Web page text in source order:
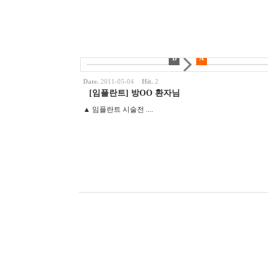
B A
Date. 2011-05-04 Hit. 2
[임플란트] 방OO 환자님
▲ 임플란트 시술전 ....